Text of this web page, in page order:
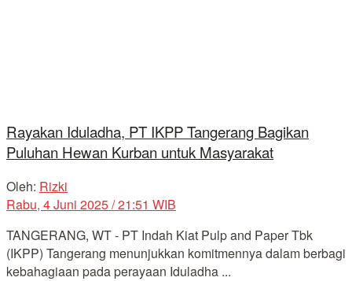
Rayakan Iduladha, PT IKPP Tangerang Bagikan
Puluhan Hewan Kurban untuk Masyarakat
Oleh: Rizki
Rabu, 4 Juni 2025 / 21:51 WIB
TANGERANG, WT - PT Indah Kiat Pulp and Paper Tbk
(IKPP) Tangerang menunjukkan komitmennya dalam berbagi
kebahagiaan pada perayaan Iduladha ...